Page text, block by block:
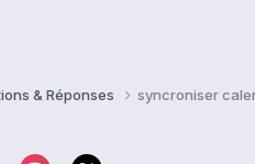
& Réponses syncroniser